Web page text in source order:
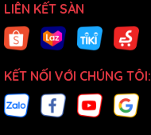
LIÊN KẾT SÀN
KẾT NỐI VỚI CHÚNG TÔI: